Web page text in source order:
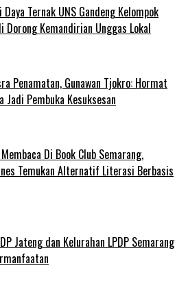
Daya Ternak UNS Gandeng Kelompok
Dorong Kemandirian Unggas Lokal
Penamatan, Gunawan Tjokro: Hormat
Jadi Pembuka Kesuksesan
Di Book Club Semarang,
Temukan Alternatif Literasi Berbasis
Jateng dan Kelurahan LPDP Semarang